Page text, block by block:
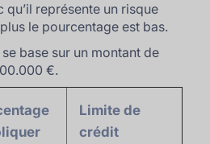
représente un risque
le pourcentage est bas.
base sur un montant de
€.
Limite de
crédit